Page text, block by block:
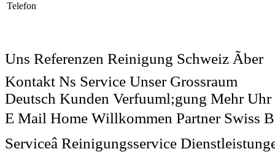
Telefon
Uns Referenzen Reinigung Schweiz Ãber
Kontakt Ns Service Unser Grossraum
Deutsch Kunden Verfuuml;gung Mehr Uhr
E Mail Home Willkommen Partner Swiss
Serviceâ Reinigungsservice